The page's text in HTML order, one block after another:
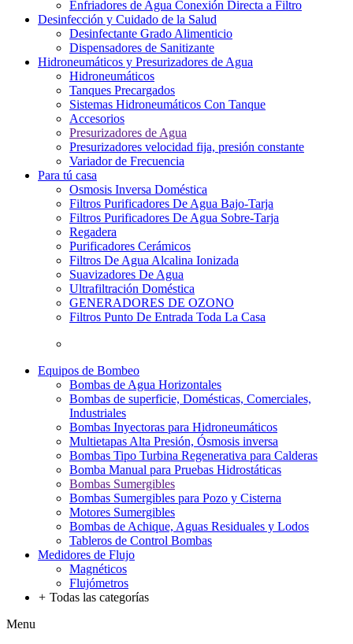
Enfriadores de Agua Conexión Directa a Filtro
Desinfección y Cuidado de la Salud
Desinfectante Grado Alimenticio
Dispensadores de Sanitizante
Hidroneumáticos y Presurizadores de Agua
Hidroneumáticos
Tanques Precargados
Sistemas Hidroneumáticos Con Tanque
Accesorios
Presurizadores de Agua
Presurizadores velocidad fija, presión constante
Variador de Frecuencia
Para tú casa
Osmosis Inversa Doméstica
Filtros Purificadores De Agua Bajo-Tarja
Filtros Purificadores De Agua Sobre-Tarja
Regadera
Purificadores Cerámicos
Filtros De Agua Alcalina Ionizada
Suavizadores De Agua
Ultrafiltración Doméstica
GENERADORES DE OZONO
Filtros Punto De Entrada Toda La Casa
Equipos de Bombeo
Bombas de Agua Horizontales
Bombas de superficie, Domésticas, Comerciales,
Industriales
Bombas Inyectoras para Hidroneumáticos
Multietapas Alta Presión, Ósmosis inversa
Bombas Tipo Turbina Regenerativa para Calderas
Bomba Manual para Pruebas Hidrostáticas
Bombas Sumergibles
Bombas Sumergibles para Pozo y Cisterna
Motores Sumergibles
Bombas de Achique, Aguas Residuales y Lodos
Tableros de Control Bombas
Medidores de Flujo
Magnéticos
Flujómetros
+ Todas las categorías
Menu